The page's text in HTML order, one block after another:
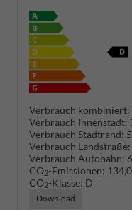
Verbrauch kombiniert:
Verbrauch Innenstadt:
Verbrauch Stadtrand:
Verbrauch Landstraße:
Verbrauch Autobahn:
CO2-Emissionen:
CO2-Klasse: D
Download